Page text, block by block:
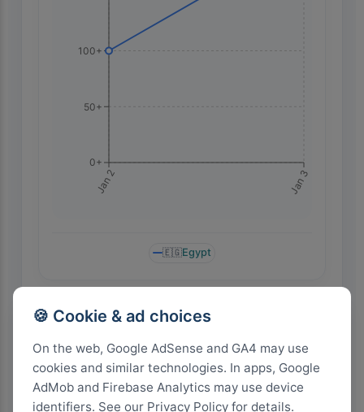
🍪 Cookie & ad choices
On the web, Google AdSense and GA4 may use
cookies and similar technologies. In apps, Google
AdMob and Firebase Analytics may use device
identifiers. See our Privacy Policy for details.
Jan 2 Jan 3
0+
50+
100+
🇪🇬Egypt
Highest Search Rank by Country